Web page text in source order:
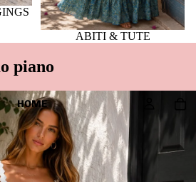
HOME
ABITI & TUTE
piano